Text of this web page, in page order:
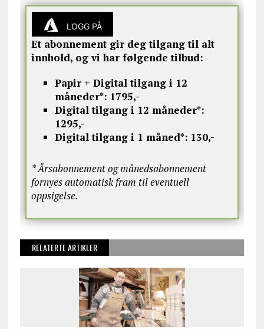
LOGG PÅ
Et abonnement gir deg tilgang til alt
innhold, og vi har følgende tilbud:
Papir + Digital tilgang i 12
måneder*: 1795,-
Digital tilgang i 12 måneder*:
1295,-
Digital tilgang i 1 måned*: 130,-
* Årsabonnement og månedsabonnement
fornyes automatisk fram til eventuell
oppsigelse.
RELATERTE ARTIKLER